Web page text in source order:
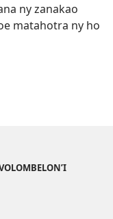
ny zanakao
matahotra ny ho